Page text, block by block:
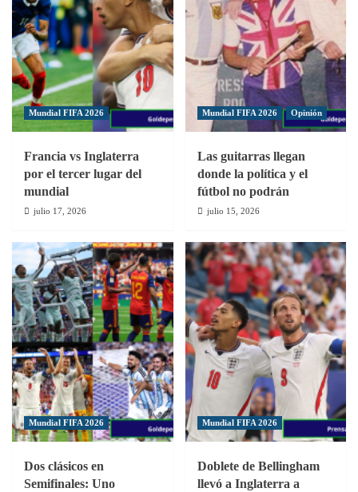
consecutivo
del
Nacional
Infantil
de
Fútbol
Padre
Vicente
en
Moca
Mundial FIFA 2026
Francia vs Inglaterra
por el tercer lugar del
mundial
julio 17, 2026
Mundial FIFA 2026 Opinión
Las guitarras llegan
donde la política y el
fútbol no podrán
julio 15, 2026
Mundial FIFA 2026
Dos clásicos en
Semifinales: Uno
Mundial FIFA 2026
Doblete de Bellingham
llevó a Inglaterra a